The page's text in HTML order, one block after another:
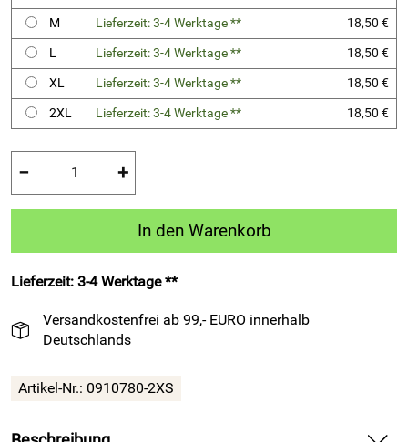
M
Lieferzeit: 3-4 Werktage **
18,50 €
L
Lieferzeit: 3-4 Werktage **
18,50 €
XL
Lieferzeit: 3-4 Werktage **
18,50 €
2XL
Lieferzeit: 3-4 Werktage ** 18,50 €
− +
In den Warenkorb
Lieferzeit: 3-4 Werktage **
Versandkostenfrei ab 99,- EURO innerhalb
Deutschlands
Artikel-Nr.: 0910780-2XS